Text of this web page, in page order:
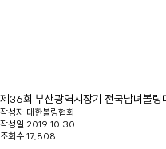
제36회 부산광역시장기 전국남녀볼링
작성자 대한볼링협회
작성일 2019.10.30
조회수 17,808